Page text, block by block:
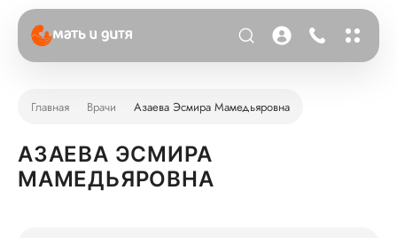
Главная Врачи Азаева Эсмира Мамедьяровна
АЗАЕВА ЭСМИРА
МАМЕДЬЯРОВНА